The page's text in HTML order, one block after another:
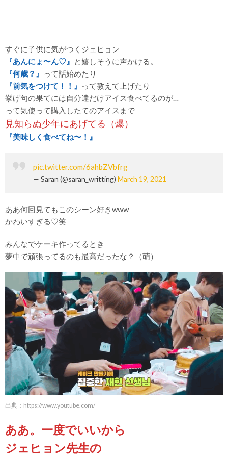
すぐに子供に気がつくジェヒョン
『あんにょ〜ん♡』 と嬉しそうに声かける。
『何歳？』 って話始めたり
『前気をつけて！！』 って教えて上げたり
挙げ句の果てには自分達だけアイス食べてるのが…
って気使って購入したてのアイスまで
見知らぬ少年にあげてる（爆）
『美味しく食べてね〜！』
pic.twitter.com/6ahbZVbfrg
— Saran (@saran_writting) March 19, 2021
ああ何回見てもこのシーン好きwww
かわいすぎる♡笑
みんなでケーキ作ってるとき
夢中で頑張ってるのも最高だったな？（萌）
出典： https://www.youtube.com/
ああ。一度でいいから
ジェヒョン先生の